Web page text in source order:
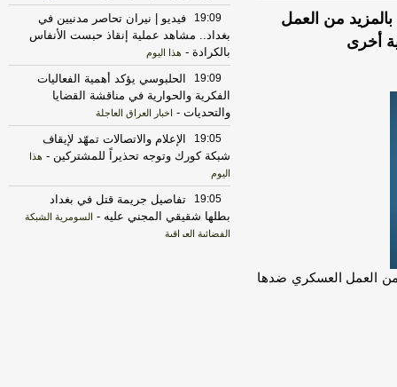
من العمل
أخرى
من العمل العسكري ضدها
19:09
فيديو | نيران تحاصر مدنيين في
بغداد.. مشاهد عملية إنقاذ حبست الأنفاس
بالكرادة - هذا اليوم
19:09
الحلبوسي يؤكد أهمية الفعاليات
الفكرية والحوارية في مناقشة القضايا
والتحديات - اخبار العراق العاجلة
19:05
الإعلام والاتصالات تمهّد لإيقاف
شبكة كورك وتوجه تحذيراً للمشتركين - هذا
اليوم
19:05
تفاصيل جريمة قتل في بغداد
بطلها شقيقي المجني عليه -
السومرية الشبكة
الفضائية العراقية